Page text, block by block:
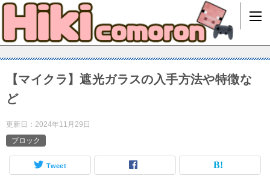
【マイクラ】遮光ガラスの入手方法や特徴な
ど
更新日： 2024年11月29日
ブロック
Tweet